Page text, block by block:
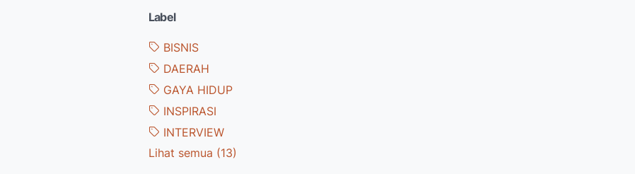
Label
BISNIS
DAERAH
GAYA HIDUP
INSPIRASI
INTERVIEW
Lihat semua (13)